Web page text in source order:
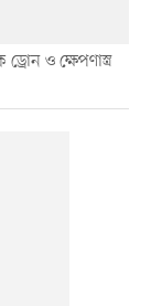
ও ক্ষেপণাস্ত্র